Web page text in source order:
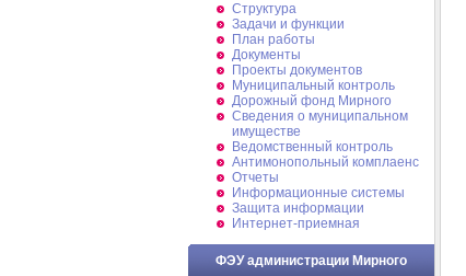
Структура
Задачи и функции
План работы
Документы
Проекты документов
Муниципальный контроль
Дорожный фонд Мирного
Cведения о муниципальном
имуществе
Ведомственный контроль
Антимонопольный комплаенс
Отчеты
Информационные системы
Защита информации
Интернет-приемная
ФЭУ администрации Мирного